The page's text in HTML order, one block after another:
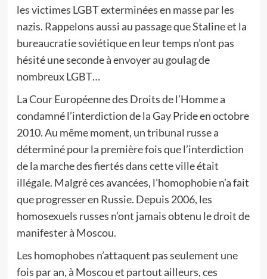
les victimes LGBT exterminées en masse par les
nazis. Rappelons aussi au passage que Staline et la
bureaucratie soviétique en leur temps n’ont pas
hésité une seconde à envoyer au goulag de
nombreux LGBT…
La Cour Européenne des Droits de l’Homme a
condamné l’interdiction de la Gay Pride en octobre
2010. Au même moment, un tribunal russe a
déterminé pour la première fois que l’interdiction
de la marche des fiertés dans cette ville était
illégale. Malgré ces avancées, l’homophobie n’a fait
que progresser en Russie. Depuis 2006, les
homosexuels russes n’ont jamais obtenu le droit de
manifester à Moscou.
Les homophobes n’attaquent pas seulement une
fois par an, à Moscou et partout ailleurs, ces